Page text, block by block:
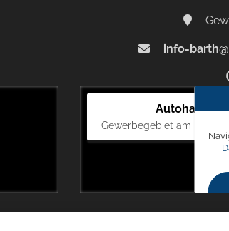
info-
Autohaus
Gewerbegebiet am